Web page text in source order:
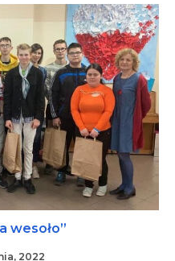
wesoło”
2022